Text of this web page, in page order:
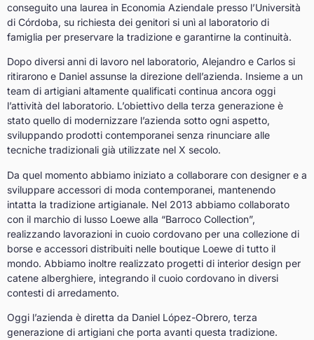
conseguito una laurea in Economia Aziendale presso l’Università
di Córdoba, su richiesta dei genitori si unì al laboratorio di
famiglia per preservare la tradizione e garantirne la continuità.
Dopo diversi anni di lavoro nel laboratorio, Alejandro e Carlos si
ritirarono e Daniel assunse la direzione dell’azienda. Insieme a un
team di artigiani altamente qualificati continua ancora oggi
l’attività del laboratorio. L’obiettivo della terza generazione è
stato quello di modernizzare l’azienda sotto ogni aspetto,
sviluppando prodotti contemporanei senza rinunciare alle
tecniche tradizionali già utilizzate nel X secolo.
Da quel momento abbiamo iniziato a collaborare con designer e a
sviluppare accessori di moda contemporanei, mantenendo
intatta la tradizione artigianale. Nel 2013 abbiamo collaborato
con il marchio di lusso Loewe alla “Barroco Collection”,
realizzando lavorazioni in cuoio cordovano per una collezione di
borse e accessori distribuiti nelle boutique Loewe di tutto il
mondo. Abbiamo inoltre realizzato progetti di interior design per
catene alberghiere, integrando il cuoio cordovano in diversi
contesti di arredamento.
Oggi l’azienda è diretta da Daniel López-Obrero, terza
generazione di artigiani che porta avanti questa tradizione.